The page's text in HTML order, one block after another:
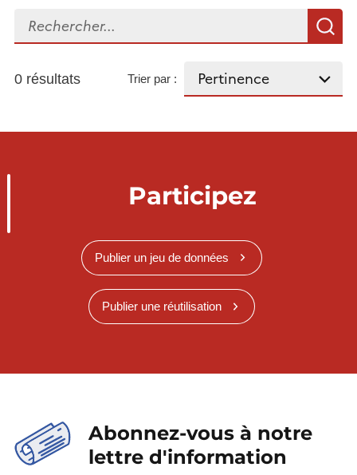
Rechercher...
0 résultats Trier par :
Participez
Publier un jeu de données
Publier une réutilisation
Abonnez-vous à notre
lettre d'information